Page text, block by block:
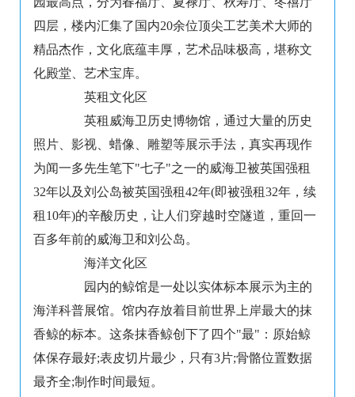
四层，楼内汇集了国内20余位顶尖工艺美术大师的
精品杰作，文化底蕴丰厚，艺术品味极高，堪称文
化殿堂、艺术宝库。
英租文化区
英租威海卫历史博物馆，通过大量的历史
照片、影视、蜡像、雕塑等展示手法，真实再现作
为闻一多先生笔下"七子"之一的威海卫被英国强租
32年以及刘公岛被英国强租42年(即被强租32年，续
租10年)的辛酸历史，让人们穿越时空隧道，重回一
百多年前的威海卫和刘公岛。
海洋文化区
园内的鲸馆是一处以实体标本展示为主的
海洋科普展馆。馆内存放着目前世界上岸最大的抹
香鲸的标本。这条抹香鲸创下了四个"最"：原始鲸
体保存最好;表皮切片最少，只有3片;骨骼位置数据
最齐全;制作时间最短。